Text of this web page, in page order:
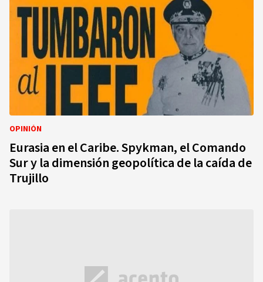
OPINIÓN
Eurasia en el Caribe. Spykman, el Comando
Sur y la dimensión geopolítica de la caída de
Trujillo